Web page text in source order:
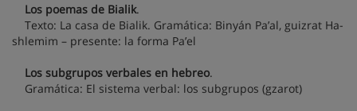
Los poemas de Bialik.
Texto: La casa de Bialik. Gramática: Binyán Pa’al, guizrat Ha-
shlemim – presente: la forma Pa’el
Los subgrupos verbales en hebreo.
Gramática: El sistema verbal: los subgrupos (gzarot)